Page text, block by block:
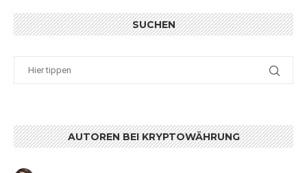
SUCHEN
AUTOREN BEI KRYPTOWÄHRUNG